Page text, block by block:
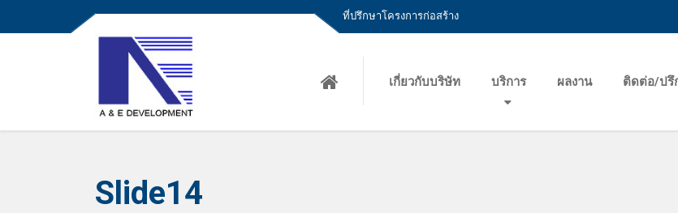
ที่ปรึกษาโครงการก่อสร้าง
เกี่ยวกับบริษัท บริการ ผลงาน ติดต่อ/ปรึ
Slide14